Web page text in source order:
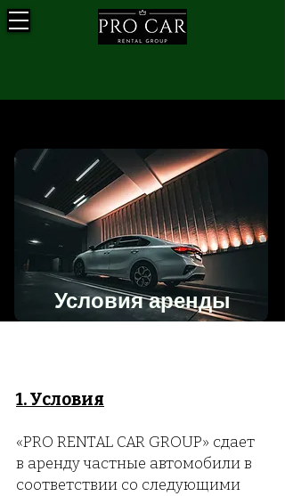
Условия аренды
1. Условия
«PRO RENTAL CAR GROUP» сдает
в аренду частные автомобили в
соответствии со следующими